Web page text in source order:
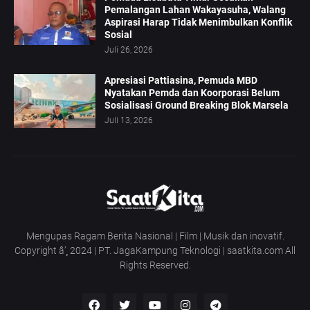
Pemalangan Lahan Wakayasuha, Walang
Aspirasi Harap Tidak Menimbulkan Konflik
Sosial
Juli 26, 2026
Apresiasi Pattiasina, Pemuda MBD
Nyatakan Pemda dan Koorporasi Belum
Sosialisasi Ground Breaking Blok Marsela
Juli 13, 2026
Mengupas Ragam Berita Nasional | Film | Musik dan inovatif.
Copyright â’¸ 2024 | PT. JagaKampung Teknologi | saatkita.com All
Rights Reserved.